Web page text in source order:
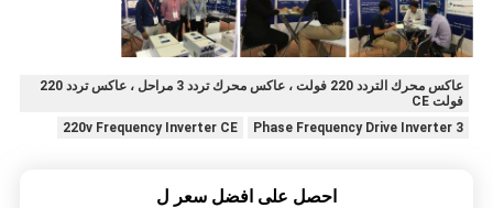
عاكس محرك التردد 220 فولت ، عاكس محرك تردد 3 مراحل ، عاكس تردد 220
فولت CE
3 Phase Frequency Drive Inverter
220v Frequency Inverter CE
احصل على افضل سعر ل